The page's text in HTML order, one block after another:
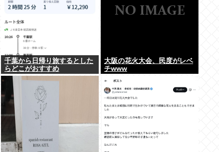
千葉から日帰り旅するとした
らどこがおすすめ
大阪の花火大会、民度がレベ
チwww